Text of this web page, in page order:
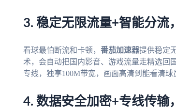
3. 稳定无限流量+智能分流
看球最怕断流和卡顿， 番茄加速器提供稳定
术，会自动把国内影音、游戏流量走精选
专线，独享100M带宽，画面高清到能看清
4. 数据安全加密+专线传输